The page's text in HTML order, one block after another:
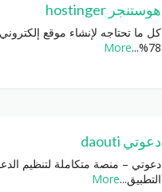
هوستنجر hostinger
كل ما تحتاجه لإنشاء موقع
78%
...
More
دعوتي daouti
دعوتي – منصة متكاملة لتنظيم
التطبيق...
More